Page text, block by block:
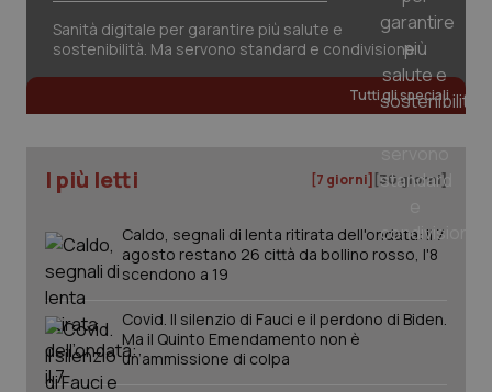
Sanità digitale per garantire più salute e
sostenibilità. Ma servono standard e condivisione
Tutti gli speciali
I più letti [7 giorni] [30 giorni]
Caldo, segnali di lenta ritirata dell'ondata: il 7
agosto restano 26 città da bollino rosso, l'8
scendono a 19
Covid. Il silenzio di Fauci e il perdono di Biden.
Ma il Quinto Emendamento non è
un’ammissione di colpa
_ga
Google LLC
.quotidianosanita.it